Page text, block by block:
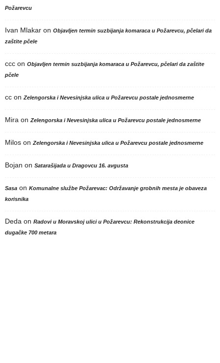
Požarevcu
Ivan Mlakar on Objavljen termin suzbijanja komaraca u Požarevcu, pčelari da
zaštite pčele
ccc on Objavljen termin suzbijanja komaraca u Požarevcu, pčelari da zaštite
pčele
cc on Zelengorska i Nevesinjska ulica u Požarevcu postale jednosmerne
Mira on Zelengorska i Nevesinjska ulica u Požarevcu postale jednosmerne
Milos on Zelengorska i Nevesinjska ulica u Požarevcu postale jednosmerne
Bojan on Satarašijada u Dragovcu 16. avgusta
Sasa on Komunalne službe Požarevac: Održavanje grobnih mesta je obaveza
korisnika
Deda on Radovi u Moravskoj ulici u Požarevcu: Rekonstrukcija deonice
dugačke 700 metara